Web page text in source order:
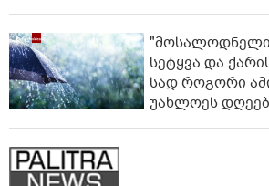
სეტყვა და
სად როგორი
უახლოეს